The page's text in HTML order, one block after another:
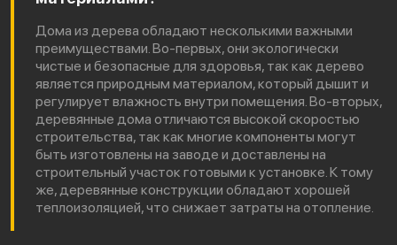
Дома из дерева обладают несколькими важными
преимуществами. Во-первых, они экологически
чистые и безопасные для здоровья, так как дерево
является природным материалом, который дышит и
регулирует влажность внутри помещения. Во-вторых,
деревянные дома отличаются высокой скоростью
строительства, так как многие компоненты могут
быть изготовлены на заводе и доставлены на
строительный участок готовыми к установке. К тому
же, деревянные конструкции обладают хорошей
теплоизоляцией, что снижает затраты на отопление.